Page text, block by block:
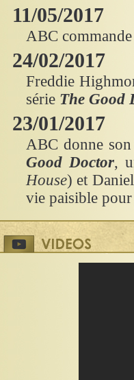
11/05/2017
ABC
24/02/2017
Freddie
série The Good
23/01/2017
ABC donne
Good Doctor,
House) et
vie paisible